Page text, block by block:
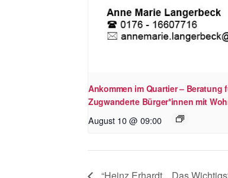
Ankommen im Quartier – Beratung
Zugwanderte Bürger*innen mit
August 10 @ 09:00